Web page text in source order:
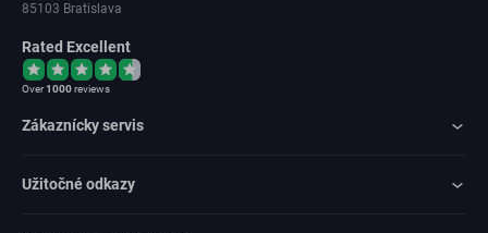
85103 Bratislava
Rated Excellent
Over1000reviews
Zákaznícky servis
Užitočné odkazy